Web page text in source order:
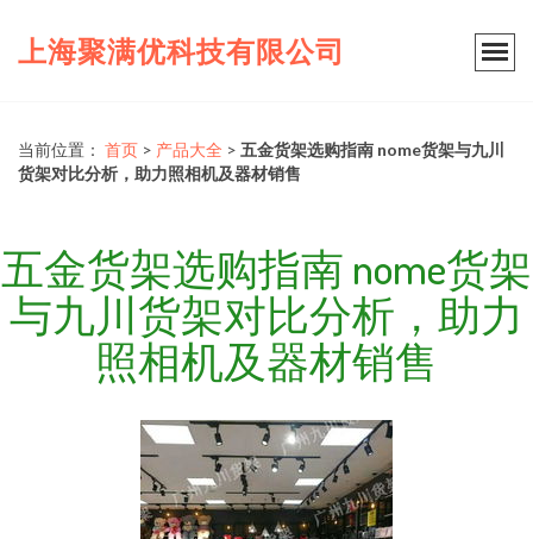
上海聚满优科技有限公司
当前位置： 首页 > 产品大全 > 五金货架选购指南 nome货架与九川
货架对比分析，助力照相机及器材销售
五金货架选购指南 nome货架
与九川货架对比分析，助力
照相机及器材销售